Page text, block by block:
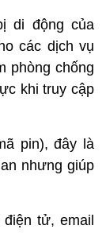
di động của
các dịch vụ
phòng chống
khi truy cập
pin), đây là
nhưng giúp
tử, email